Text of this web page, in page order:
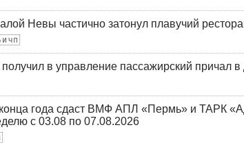
Невы частично затонул плавучий
и чп
в управление пассажирский причал в
года сдаст ВМФ АПЛ «Пермь» и ТАРК
с 03.08 по 07.08.2026